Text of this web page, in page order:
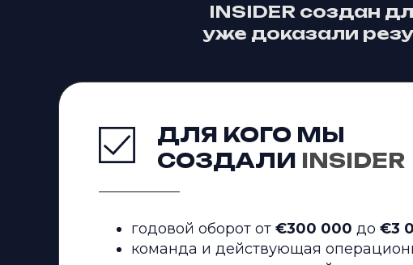
INSIDER создан
уже доказали
годовой оборот от €300 000 до €3
команда и действующая
ДЛЯ КОГО МЫ
СОЗДАЛИ INSIDER